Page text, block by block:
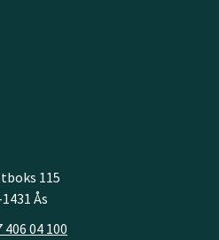
115
Ås
406 04 100